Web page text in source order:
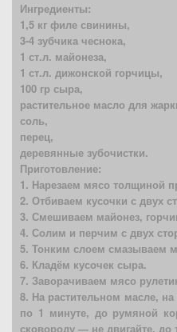
Ингредиенты:
1,5 кг филе свинины,
3-4 зубчика чеснока,
1 ст.л. майонеза,
1 ст.л. дижонской горчицы,
100 гр сыра,
растительное масло для
соль,
перец,
деревянные зубочистки.
Приготовление:
1. Нарезаем мясо толщиной
2. Отбиваем кусочки с двух
3. Смешиваем майонез,
4. Солим и перчим с двух
5. Тонким слоем смазываем
6. Кладём кусочек сыра.
7. Заворачиваем мясо
8. На растительном масле,
по 1 минуте, до румяной
сковороду — не двигайте, до